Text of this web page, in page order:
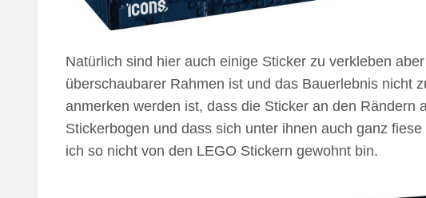
Natürlich sind hier auch einige Sticker zu verkleben
überschaubarer Rahmen ist und das Bauerlebnis nicht
anmerken werden ist, dass die Sticker an den Rändern
Stickerbogen und dass sich unter ihnen auch ganz
ich so nicht von den LEGO Stickern gewohnt bin.